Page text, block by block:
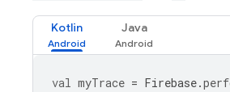
Kotlin Java
val myTrace = Firebase.